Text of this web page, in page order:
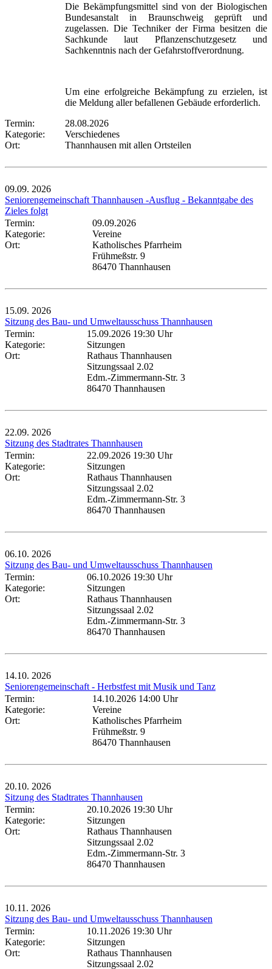
Die Bekämpfungsmittel sind von der Biologischen
Bundesanstalt in Braunschweig geprüft und
zugelassen. Die Techniker der Firma besitzen die
Sachkunde laut Pflanzenschutzgesetz und
Sachkenntnis nach der Gefahrstoffverordnung.
Um eine erfolgreiche Bekämpfung zu erzielen, ist
die Meldung aller befallenen Gebäude erforderlich.
Termin:
28.08.2026
Kategorie:
Verschiedenes
Ort:
Thannhausen mit allen Ortsteilen
09.09. 2026
Seniorengemeinschaft Thannhausen -Ausflug - Bekanntgabe des
Zieles folgt
Termin:
09.09.2026
Kategorie:
Vereine
Ort:
Katholisches Pfarrheim
Frühmeßstr. 9
86470 Thannhausen
15.09. 2026
Sitzung des Bau- und Umweltausschuss Thannhausen
Termin:
15.09.2026 19:30 Uhr
Kategorie:
Sitzungen
Ort:
Rathaus Thannhausen
Sitzungssaal 2.02
Edm.-Zimmermann-Str. 3
86470 Thannhausen
22.09. 2026
Sitzung des Stadtrates Thannhausen
Termin:
22.09.2026 19:30 Uhr
Kategorie:
Sitzungen
Ort:
Rathaus Thannhausen
Sitzungssaal 2.02
Edm.-Zimmermann-Str. 3
86470 Thannhausen
06.10. 2026
Sitzung des Bau- und Umweltausschuss Thannhausen
Termin:
06.10.2026 19:30 Uhr
Kategorie:
Sitzungen
Ort:
Rathaus Thannhausen
Sitzungssaal 2.02
Edm.-Zimmermann-Str. 3
86470 Thannhausen
14.10. 2026
Seniorengemeinschaft - Herbstfest mit Musik und Tanz
Termin:
14.10.2026 14:00 Uhr
Kategorie:
Vereine
Ort:
Katholisches Pfarrheim
Frühmeßstr. 9
86470 Thannhausen
20.10. 2026
Sitzung des Stadtrates Thannhausen
Termin:
20.10.2026 19:30 Uhr
Kategorie:
Sitzungen
Ort:
Rathaus Thannhausen
Sitzungssaal 2.02
Edm.-Zimmermann-Str. 3
86470 Thannhausen
10.11. 2026
Sitzung des Bau- und Umweltausschuss Thannhausen
Termin:
10.11.2026 19:30 Uhr
Kategorie:
Sitzungen
Ort:
Rathaus Thannhausen
Sitzungssaal 2.02